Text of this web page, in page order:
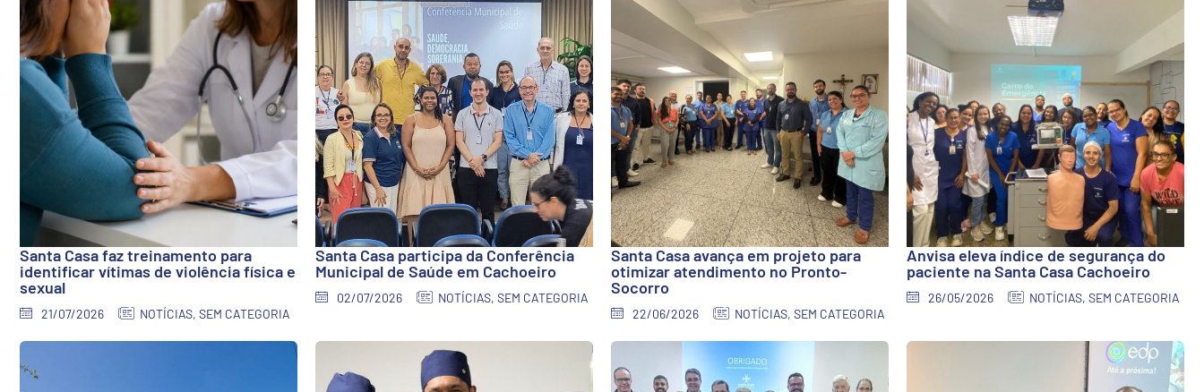
Santa Casa faz treinamento para
identificar vítimas de violência física e
sexual
21/07/2026 NOTÍCIAS, SEM CATEGORIA
Santa Casa participa da Conferência
Municipal de Saúde em Cachoeiro
02/07/2026 NOTÍCIAS, SEM CATEGORIA
Santa Casa avança em projeto para
otimizar atendimento no Pronto-
Socorro
22/06/2026 NOTÍCIAS, SEM CATEGORIA
Anvisa eleva índice de segurança do
paciente na Santa Casa Cachoeiro
26/05/2026 NOTÍCIAS, SEM CATEGORIA